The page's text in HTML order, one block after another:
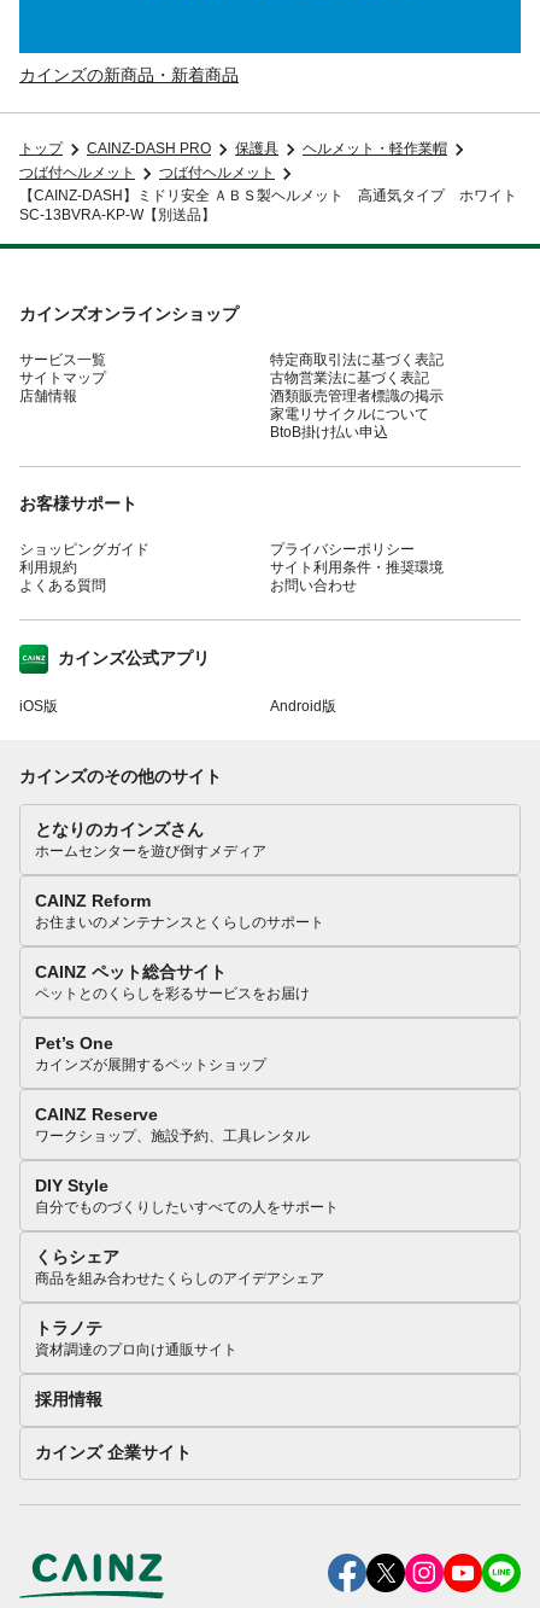
カインズの新商品・新着商品
トップ CAINZ-DASH PRO 保護具
ヘルメット・軽作業帽
つば付ヘルメット
つば付ヘルメット
【CAINZ-DASH】ミドリ安全 ＡＢＳ製ヘルメット 高通気タイプ ホワイト
SC-13BVRA-KP-W【別送品】
カインズオンラインショップ
サービス一覧
サイトマップ
店舗情報
特定商取引法に基づく表記
古物営業法に基づく表記
酒類販売管理者標識の掲示
家電リサイクルについて
BtoB掛け払い申込
お客様サポート
ショッピングガイド
利用規約
よくある質問
プライバシーポリシー
サイト利用条件・推奨環境
お問い合わせ
カインズ公式アプリ
iOS版 Android版
カインズのその他のサイト
となりのカインズさん
ホームセンターを遊び倒すメディア
CAINZ Reform
お住まいのメンテナンスとくらしのサポート
CAINZ ペット総合サイト
ペットとのくらしを彩るサービスをお届け
Pet’s One
カインズが展開するペットショップ
CAINZ Reserve
ワークショップ、施設予約、工具レンタル
DIY Style
自分でものづくりしたいすべての人をサポート
くらシェア
商品を組み合わせたくらしのアイデアシェア
トラノテ
資材調達のプロ向け通販サイト
採用情報
カインズ 企業サイト